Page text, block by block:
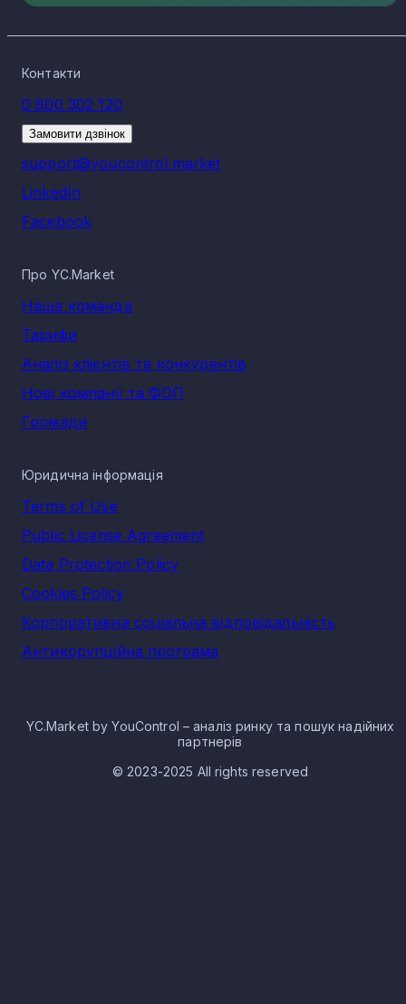
Дніпропетровська область - 17
Закарпатська область - 8
Черкаська область - 8
Полтавська область - 7
Розмір ринку за виторгом по КВЕД 28.41
Виробництво металообробних машин
металообробних машин напрямку Машинобудування за
2025 рік становить 1 231 212 101 грн, що відображає
економічну активність сегмента.
Контакти
0 800 302 120
Замовити дзвінок
support@youcontrol.market
LinkedIn
Facebook
Про YC.Market
Наша команда
Тарифи
Аналіз клієнтів та конкурентів
Нові компанії та ФОП
Громади
Юридична інформація
Terms of Use
Public License Agreement
Data Protection Policy
Cookies Policy
Корпоративна соціальна відповідальність
Антикорупційна програма
YC.Market by YouControl – аналіз ринку та пошук надійних
партнерів
© 2023-2025 All rights reserved